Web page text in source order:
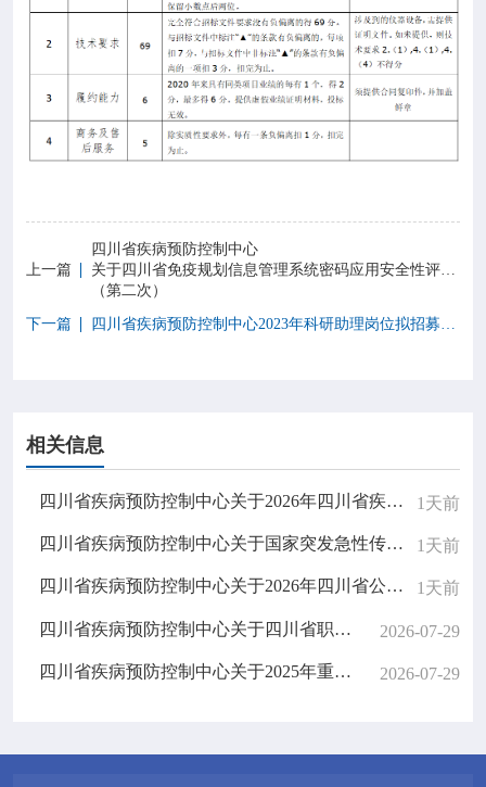
上一篇
四川省疾病预防控制中心
关于四川省免疫规划信息管理系统密码应用安全性评估服务的比选公告
（第二次）
下一篇
四川省疾病预防控制中心2023年科研助理岗位拟招募人员公示
相关信息
四川省疾病预防控制中心关于2026年四川省疾控中心重要信息系统密评服务的比选公告 1天前
四川省疾病预防控制中心关于国家突发急性传染病防控队（四川）无人机采购的比选公告 1天前
四川省疾病预防控制中心关于2026年四川省公共卫生医师规范化培训招生结果公示 1天前
四川省疾病预防控制中心关于四川省职业病防治综合管理信息系统升级改造项目的邀请结果公告 2026-07-29
四川省疾病预防控制中心关于2025年重大公共卫生服务扩大国家免疫规划项目（中央财政转移支付资金）专项审计服务的比选结果公告 2026-07-29